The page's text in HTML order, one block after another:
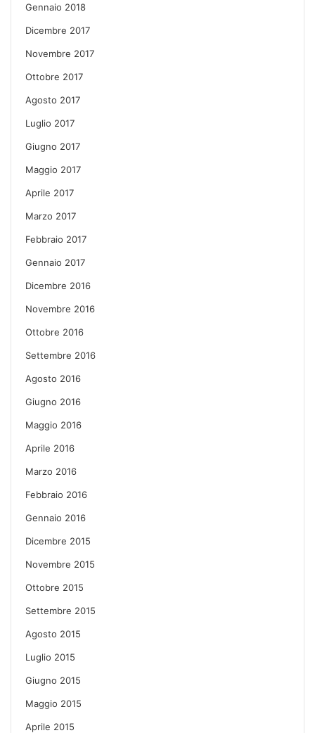
Gennaio 2018
Dicembre 2017
Novembre 2017
Ottobre 2017
Agosto 2017
Luglio 2017
Giugno 2017
Maggio 2017
Aprile 2017
Marzo 2017
Febbraio 2017
Gennaio 2017
Dicembre 2016
Novembre 2016
Ottobre 2016
Settembre 2016
Agosto 2016
Giugno 2016
Maggio 2016
Aprile 2016
Marzo 2016
Febbraio 2016
Gennaio 2016
Dicembre 2015
Novembre 2015
Ottobre 2015
Settembre 2015
Agosto 2015
Luglio 2015
Giugno 2015
Maggio 2015
Aprile 2015